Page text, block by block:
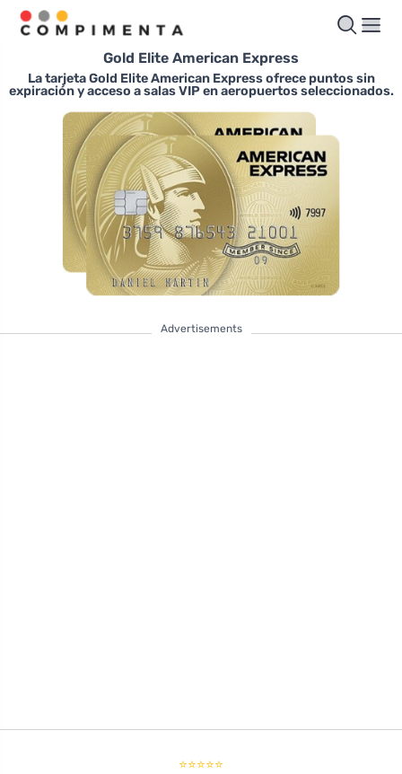
Gold Elite American Express
La tarjeta Gold Elite American Express ofrece puntos sin
expiración y acceso a salas VIP en aeropuertos seleccionados.
Advertisements
⭐⭐⭐⭐⭐